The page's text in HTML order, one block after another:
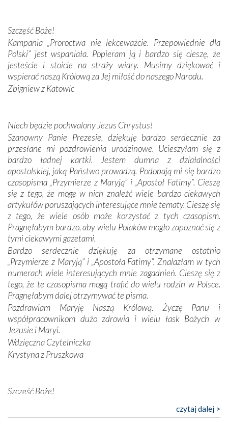
Podczas tej kilkudniowej wyprawy na każdym kroku
spotykaliśmy się z serdeczną otwartością
Portugalczyków. Podziwialiśmy ich ludową sztukę i
zwyczaje. Mimo że nasze kraje są od siebie bardzo
oddalone, w żaden sposób nie czuliśmy się obco.
Sprawiła to oczywiście sama Matka Boża, ale też
kulturowa bliskość biorąca swój początek w naszej
mieliśmy okazję przekonać się, że Maryja swoją opieką
otacza nie tylko nasz naród, lecz wszystkie nacje, które
się Jej ufnie oddają, a także każdą osobę, która zawierza
Jej siebie oraz swych bliskich.
Dzieje Portugalii to również historia wierności Bogu i
odstępstw, także w życiu władców. Trudne momenty w
wymiarze tak osobistym, jak i zbiorowym, przypominają o
konieczności ciągłego zabiegania o własną duszę i o łaskę
Opatrzności. Wierność przynosi pomyślność –
przynajmniej w życiu duchowym. Odstępstwo owocuje
nieszczęściem i śmiercią. Te uniwersalne prawdy
przychodziły na myśl, gdy słuchaliśmy opowieści
przewodników o portugalskich monarchach i wodzach,
zwycięskich bitwach i nieszczęśliwych losach grzesznych
kochanków.
Byli tym razem pośród Apostołów Fatimy reprezentanci
każdego spośród żyjących pokoleń. Najmłodszy uczestnik
liczył sobie 13 lat, zaś senior, pan Zdzisław – już 94.
Całe życie marzyłem, by tu przyjechać
Nasza pielgrzymka nie byłaby tak bogata w duchową treść
Oprócz zapewnienia nam możliwości codziennego
Szczęść Boże!
Kampania „Proroctwa nie lekceważcie. Przepowiednie dla
Polski” jest wspaniała. Popieram ją i bardzo się cieszę, że
jesteście i stoicie na straży wiary. Musimy dziękować i
wspierać naszą Królową za Jej miłość do naszego Narodu.
Zbigniew z Katowic
Niech będzie pochwalony Jezus Chrystus!
Szanowny Panie Prezesie, dziękuję bardzo serdecznie za
przesłane mi pozdrowienia urodzinowe. Ucieszyłam się z
bardzo ładnej kartki. Jestem dumna z działalności
apostolskiej, jaką Państwo prowadzą. Podobają mi się bardzo
czasopisma „Przymierze z Maryją” i „Apostoł Fatimy”. Cieszę
się z tego, że mogę w nich znaleźć wiele bardzo ciekawych
artykułów poruszających interesujące mnie tematy. Cieszę się
z tego, że wiele osób może korzystać z tych czasopism.
Pragnęłabym bardzo, aby wielu Polaków mogło zapoznać się z
tymi ciekawymi gazetami.
Bardzo serdecznie dziękuję za otrzymane ostatnio
„Przymierze z Maryją” i „Apostoła Fatimy”. Znalazłam w tych
numerach wiele interesujących mnie zagadnień. Cieszę się z
tego, że te czasopisma mogą trafić do wielu rodzin w Polsce.
Pragnęłabym dalej otrzymywać te pisma.
Pozdrawiam Maryję Naszą Królową. Życzę Panu i
współpracownikom dużo zdrowia i wielu łask Bożych w
Jezusie i Maryi.
Wdzięczna Czytelniczka
Krystyna z Pruszkowa
Szczęść Boże!
to pismo, które bardzo sobie cenię i szanuję. Redagujecie
czytaj dalej >